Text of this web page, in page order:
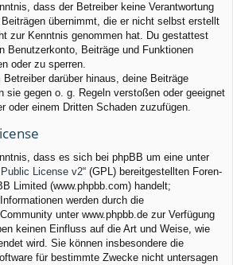
dass der Betreiber keine Verantwortung
übernimmt, die er nicht selbst erstellt
zur Kenntnis genommen hat. Du gestattest
Benutzerkonto, Beiträge und Funktionen
oder zu sperren.
darüber hinaus, deine Beiträge
sie gegen o. g. Regeln verstoßen oder geeignet
oder einem Dritten Schaden zuzufügen.
dass es sich bei phpBB um eine unter
License v2“ (GPL) bereitgestellten Foren-
Limited (www.phpbb.com) handelt;
werden durch die
unter www.phpbb.de zur Verfügung
keinen Einfluss auf die Art und Weise, wie
wird. Sie können insbesondere die
für bestimmte Zwecke nicht untersagen